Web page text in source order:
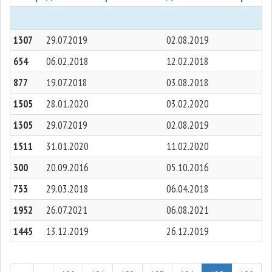
1307 29.07.2019
02.08.2019
654
06.02.2018
12.02.2018
877
19.07.2018
03.08.2018
1505
28.01.2020
03.02.2020
1305
29.07.2019
02.08.2019
1511
31.01.2020
11.02.2020
300
20.09.2016
05.10.2016
733
29.03.2018
06.04.2018
1952
26.07.2021
06.08.2021
1445
13.12.2019 26.12.2019